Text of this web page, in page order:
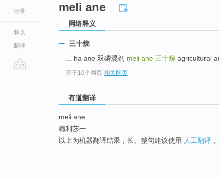
目录
释义
翻译
meli ane
网络释义
三十烷
... ha ane 双磷混剂 meli ane 三十烷 agricultural
基于10个网页-相关网页
有道翻译
meli ane
梅利莎一
以上为机器翻译结果，长、整句建议使用 人工翻译